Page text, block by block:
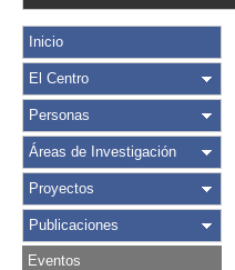
Inicio
El Centro
Personas
Áreas de Investigación
Proyectos
Publicaciones
Eventos